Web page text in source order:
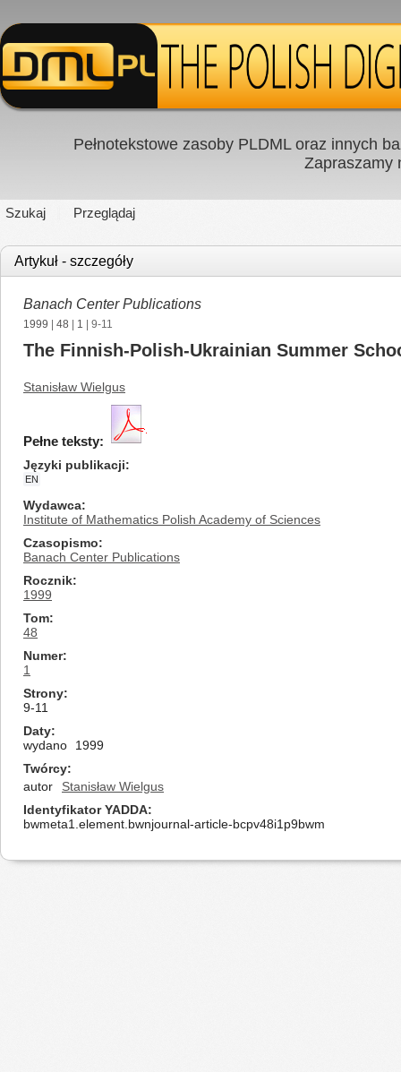
Pełnotekstowe zasoby PLDML oraz innych
Zapraszamy
Szukaj Przeglądaj
Artykuł - szczegóły
Banach Center Publications
1999 48 1 | 9-11
The Finnish-Polish-Ukrainian Summer
Stanisław Wielgus
Pełne teksty:
Języki publikacji
EN
Wydawca
Institute of Mathematics Polish Academy of Sciences
Czasopismo
Banach Center Publications
Rocznik
1999
Tom
48
Numer
1
Strony
9-11
Daty
wydano
1999
Twórcy
autor
Stanisław Wielgus
Identyfikator YADDA
bwmeta1.element.bwnjournal-article-bcpv48i1p9bwm